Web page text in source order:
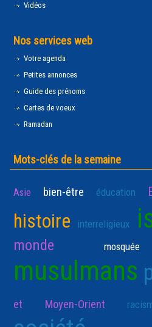
Vidéos
Nos services web
Votre agenda
Petites annonces
Guide des prénoms
Cartes de voeux
Ramadan
Mots-clés de la semaine
Asie bien-être éducation
histoire interreligieux
monde mosquée
musulmans
et Moyen-Orient